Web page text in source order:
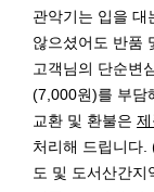
관악기는 입을 대
않으셨어도 반품
고객님의 단순변
(7,000원)를 부담
교환 및 환불은
처리해 드립니다.
도 및 도서산간지